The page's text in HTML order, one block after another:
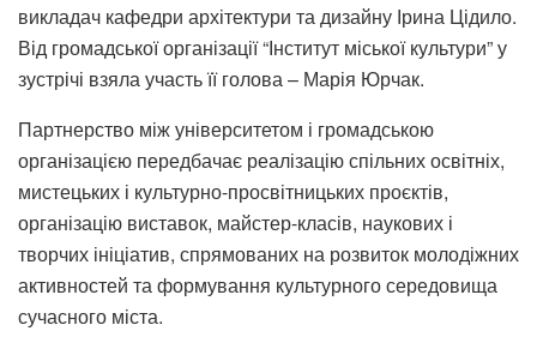
викладач кафедри архітектури та дизайну Ірина Цідило.
Від громадської організації “Інститут міської культури” у
зустрічі взяла участь її голова – Марія Юрчак.
Партнерство між університетом і громадською
організацією передбачає реалізацію спільних освітніх,
мистецьких і культурно-просвітницьких проєктів,
організацію виставок, майстер-класів, наукових і
творчих ініціатив, спрямованих на розвиток молодіжних
активностей та формування культурного середовища
сучасного міста.